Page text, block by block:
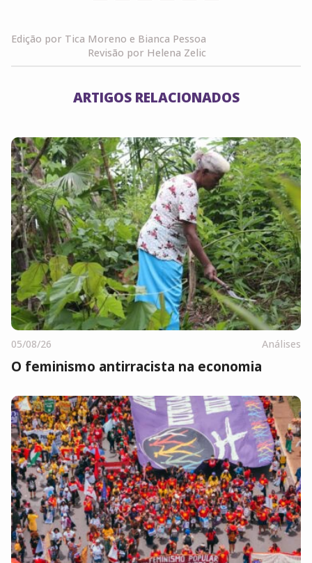
Edição por Tica Moreno e Bianca Pessoa
Revisão por Helena Zelic
ARTIGOS RELACIONADOS
05/08/26 Análises
O feminismo antirracista na economia